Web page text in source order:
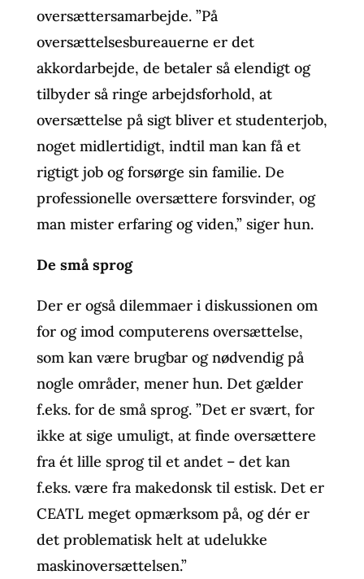
oversættersamarbejde. ”På
oversættelsesbureauerne er det
akkordarbejde, de betaler så elendigt og
tilbyder så ringe arbejdsforhold, at
oversættelse på sigt bliver et studenterjob,
noget midlertidigt, indtil man kan få et
rigtigt job og forsørge sin familie. De
professionelle oversættere forsvinder, og
man mister erfaring og viden,” siger hun.
De små sprog
Der er også dilemmaer i diskussionen om
for og imod computerens oversættelse,
som kan være brugbar og nødvendig på
nogle områder, mener hun. Det gælder
f.eks. for de små sprog. ”Det er svært, for
ikke at sige umuligt, at finde oversættere
fra ét lille sprog til et andet – det kan
f.eks. være fra makedonsk til estisk. Det er
CEATL meget opmærksom på, og dér er
det problematisk helt at udelukke
maskinoversættelsen.”